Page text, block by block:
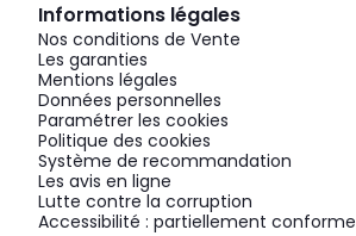
Informations légales
Nos conditions de Vente
Les garanties
Mentions légales
Données personnelles
Paramétrer les cookies
Politique des cookies
Système de recommandation
Les avis en ligne
Lutte contre la corruption
Accessibilité : partiellement conforme